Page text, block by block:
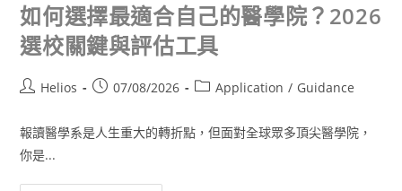
如何選擇最適合自己的醫學院？2026
選校關鍵與評估工具
Helios 07/08/2026 Application / Guidance
報讀醫學系是人生重大的轉折點，但面對全球眾多頂尖醫學院，
你是...